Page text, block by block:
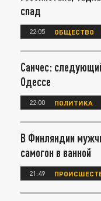
спад
22:05 ОБЩЕСТВО
Санчес:
Одессе
22:00 ПОЛИТИКА
В Финляндии
самогон в ванной
21:49